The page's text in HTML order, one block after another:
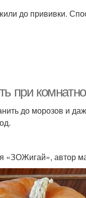
до прививки.
при
до морозов и
автор